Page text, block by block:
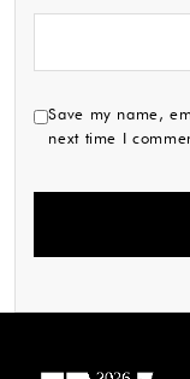
Save my name,
next time I